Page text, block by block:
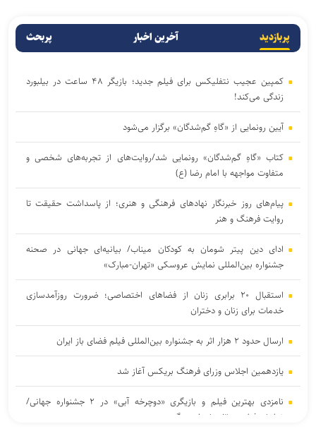
پربازدید آخرین اخبار پربحث
کمپین عجیب نتفلیکس برای فیلم جدید؛ بازیگر ۴۸ ساعت در بیلبورد
زندگی می‌کند!
آیین رونمایی از «گاهِ گم‌شدگان» برگزار می‌شود
کتاب «گاهِ گم‌شدگان» رونمایی شد/روایت‌های از تجربه‌های شخصی و
متفاوت مواجهه با امام رضا (ع)
پیام‌های روز خبرنگار نهادهای فرهنگی و هنری؛ از پاسداشت حقیقت تا
روایت فرهنگ و هنر
ادای دین پیتر شومان به کودکان میناب/ بیانیه‌ای جهانی در صحنه
جشنواره بین‌المللی نمایش عروسکی «تهران-مبارک»
استقبال ۲۰ برابری زنان از فضاهای اختصاصی؛ ضرورت روزآمدسازی
خدمات برای زنان و دختران
ارسال حدود ۲ هزار اثر به جشنواره بین‌المللی فیلم فضای باز ایران
یازدهمین اجلاس وزرای فرهنگ بریکس آغاز شد
نامزدی بهترین فیلم و بازیگری «دوچرخه آبی» در ۲ جشنواره جهانی/
نمایش فیلم در ۳ جشنواره دیگر